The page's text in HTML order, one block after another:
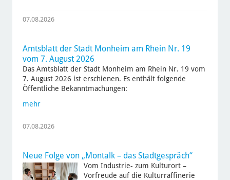
07.08.2026
Amtsblatt der Stadt Monheim am Rhein Nr. 19
vom 7. August 2026
Das Amtsblatt der Stadt Monheim am Rhein Nr. 19 vom
7. August 2026 ist erschienen. Es enthält folgende
Öffentliche Bekanntmachungen:
mehr
07.08.2026
Neue Folge von „Montalk – das Stadtgespräch“
Vom Industrie- zum Kulturort –
Vorfreude auf die Kulturraffinerie